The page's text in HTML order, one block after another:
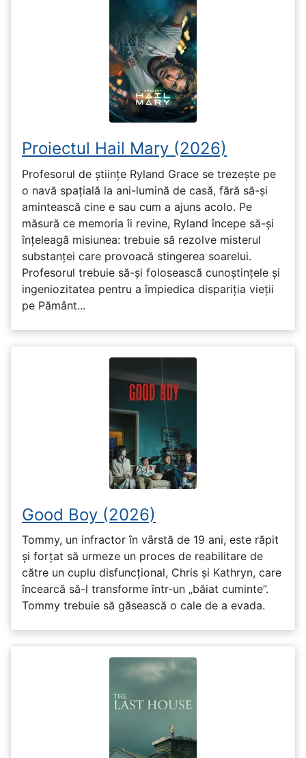
Proiectul Hail Mary (2026)
Profesorul de științe Ryland Grace se trezește pe
o navă spațială la ani-lumină de casă, fără să-și
amintească cine e sau cum a ajuns acolo. Pe
măsură ce memoria îi revine, Ryland începe să-și
înțeleagă misiunea: trebuie să rezolve misterul
substanței care provoacă stingerea soarelui.
Profesorul trebuie să-și folosească cunoștințele și
ingeniozitatea pentru a împiedica dispariția vieții
pe Pământ...
Good Boy (2026)
Tommy, un infractor în vârstă de 19 ani, este răpit
și forțat să urmeze un proces de reabilitare de
către un cuplu disfuncțional, Chris și Kathryn, care
încearcă să-l transforme într-un „băiat cuminte”.
Tommy trebuie să găsească o cale de a evada.